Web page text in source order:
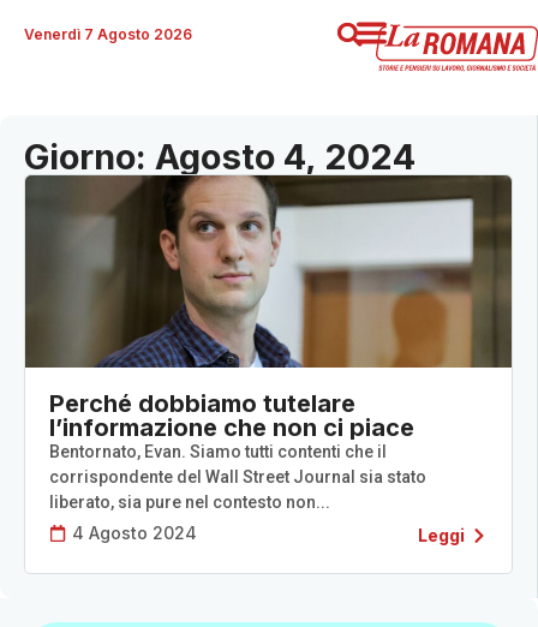
Venerdì 7 Agosto 2026
Giorno: Agosto 4, 2024
Perché dobbiamo tutelare
l’informazione che non ci piace
Bentornato, Evan. Siamo tutti contenti che il
corrispondente del Wall Street Journal sia stato
liberato, sia pure nel contesto non...
4 Agosto 2024 Leggi